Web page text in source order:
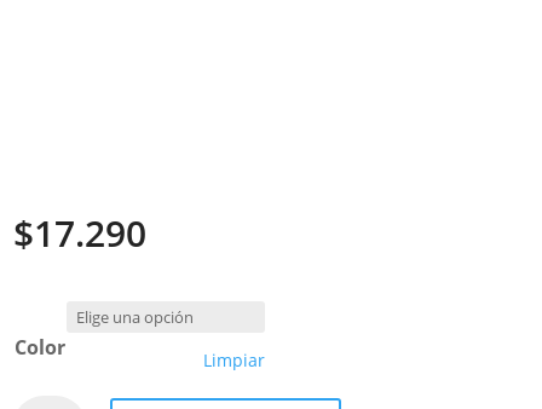
$17.290
Color Limpiar